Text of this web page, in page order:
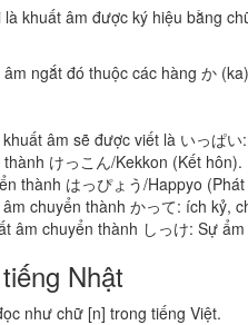
khuất âm được ký hiệu bằng
ngắt đó thuộc các hàng か
âm sẽ được viết là いっぱ
けっこん/Kekkon (Kết hôn).
thành はっぴょう/Happyo
chuyển thành かって: ích kỷ,
âm chuyển thành しっけ: Sự
Nhật
như chữ [n] trong tiếng Việt.